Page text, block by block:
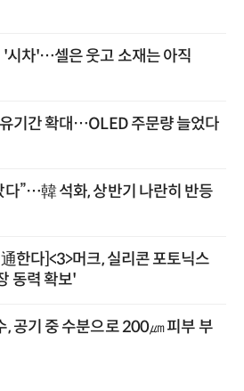
'시차'…셀은 웃고 소재는 아직
기간 확대…OLED 주문량 늘었다
다”…韓 석화, 상반기 나란히 반등
한다]<3>머크, 실리콘 포토닉스
동력 확보'
, 공기 중 수분으로 200㎛ 피부 부